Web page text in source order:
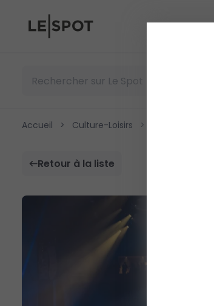
Le Spot
Accueil > Culture-Loisirs >
Retour à la liste